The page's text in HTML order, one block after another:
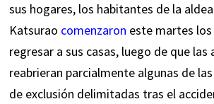
sus hogares, los habitantes de la
Katsurao comenzaron este martes
regresar a sus casas, luego de que
reabrieran parcialmente algunas de
de exclusión delimitadas tras el